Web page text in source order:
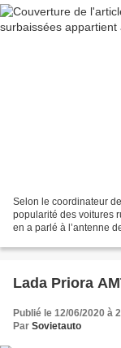
Selon le coordinateur
popularité des voitures
en a parlé à l’antenne
Lada Priora
Publié le 12/06/2020 à
Par Sovietauto